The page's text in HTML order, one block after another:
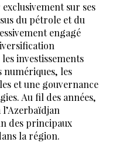
sur ses
du pétrole et du
engagé
investissements
les
et une gouvernance
Au fil des années,
des principaux
la région.